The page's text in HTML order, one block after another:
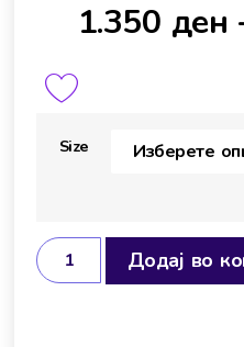
1.350 ден
Size
Додај во